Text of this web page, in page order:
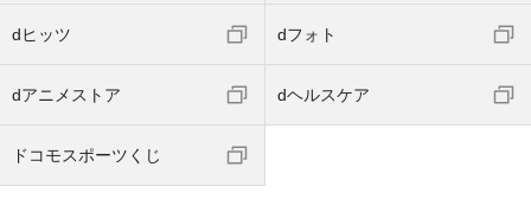
dヒッツ dフォト
dアニメストア dヘルスケア
ドコモスポーツくじ